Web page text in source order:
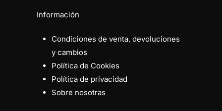
Información
Condiciones de venta, devoluciones
y cambios
Política de Cookies
Política de privacidad
Sobre nosotras